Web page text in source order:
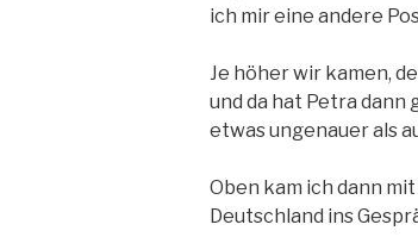
ich mir eine andere
Je höher wir kamen,
und da hat Petra dann
etwas ungenauer als
Oben kam ich dann
Deutschland ins